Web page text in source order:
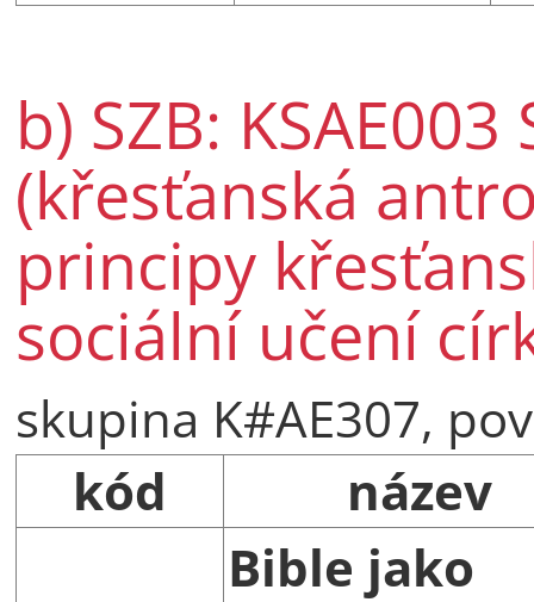
b) SZB:
(křesťanská
principy
sociální učení
skupina K#AE307,
kód
název
Bible jako